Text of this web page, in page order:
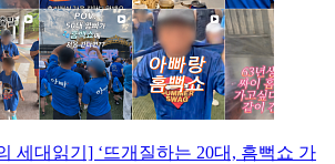
세대읽기] ‘뜨개질하는 20대, 흠뻑쇼 가